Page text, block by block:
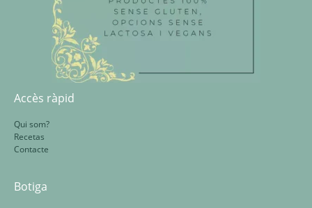
Accès ràpid
Qui som?
Recetas
Contacte
Botiga